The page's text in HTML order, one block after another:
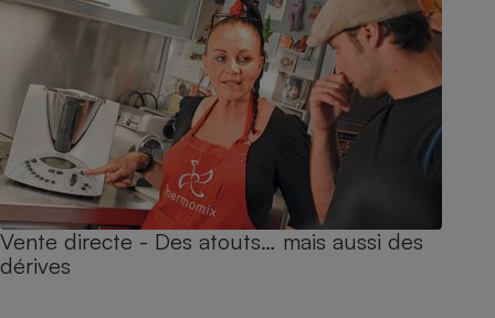
Vente directe - Des atouts… mais aussi des
dérives